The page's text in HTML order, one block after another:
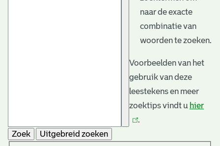
naar de exacte
combinatie van
woorden te zoeken.
Voorbeelden van het
gebruik van deze
leestekens en meer
zoektips vindt u hier
.
Zoek
Uitgebreid zoeken